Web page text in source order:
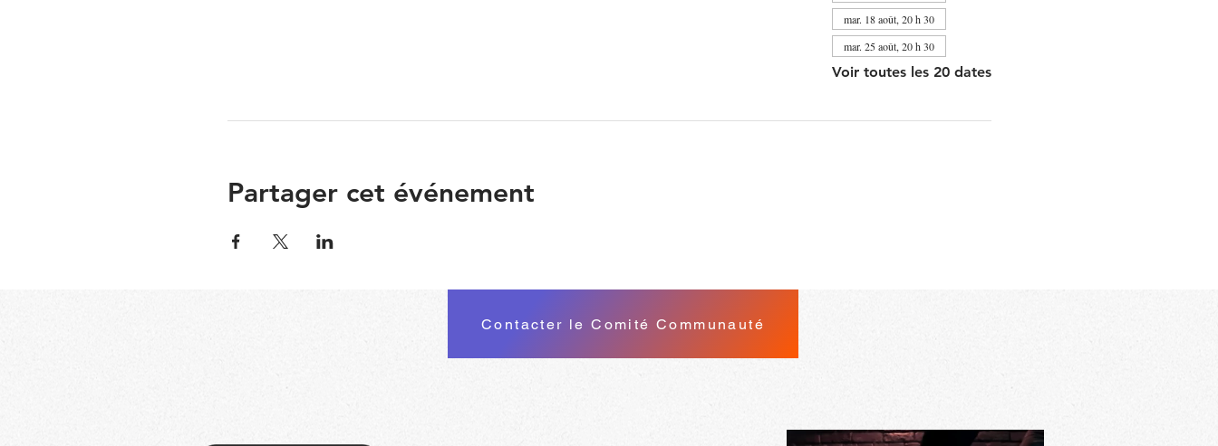
mar. 18 août, 20 h 30
mar. 25 août, 20 h 30
Voir toutes les 20 dates
Partager cet événement
Contacter le Comité Communauté